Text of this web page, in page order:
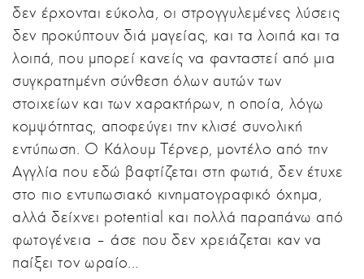
δεν έρχονται εύκολα, οι στρογγυλεμένες λύσεις
δεν προκύπτουν διά μαγείας, και τα λοιπά και τα
λοιπά, που μπορεί κανείς να φανταστεί από μια
συγκρατημένη σύνθεση όλων αυτών των
στοιχείων και των χαρακτήρων, η οποία, λόγω
κομψότητας, αποφεύγει την κλισέ συνολική
εντύπωση. Ο Κάλουμ Τέρνερ, μοντέλο από την
Αγγλία που εδώ βαφτίζεται στη φωτιά, δεν έτυχε
στο πιο εντυπωσιακό κινηματογραφικό όχημα,
αλλά δείχνει potential και πολλά παραπάνω από
φωτογένεια – άσε που δεν χρειάζεται καν να
παίξει τον ωραίο...